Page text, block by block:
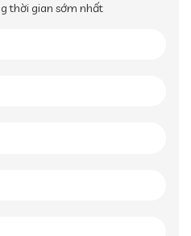
thời gian sớm nhất